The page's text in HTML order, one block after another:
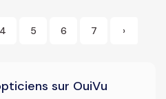
4 5 6 7 ›
sur OuiVu